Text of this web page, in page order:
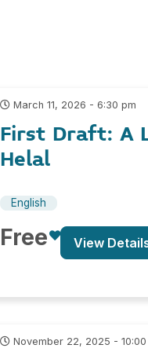
March 11, 2026 - 6:30 pm
First Draft: A
Helal
English
Free View
November 22, 2025 -